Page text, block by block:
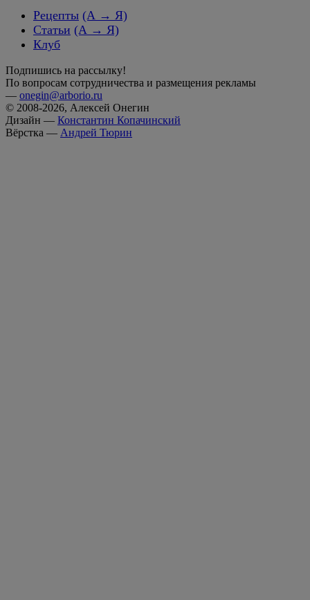
Рецепты (А → Я)
Статьи (А → Я)
Клуб
Подпишись на рассылку!
По вопросам сотрудничества и размещения рекламы
— onegin@arborio.ru
© 2008-2026, Алексей Онегин
Дизайн — Константин Копачинский
Вёрстка — Андрей Тюрин